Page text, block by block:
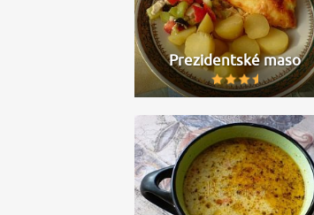
Prezidentské maso